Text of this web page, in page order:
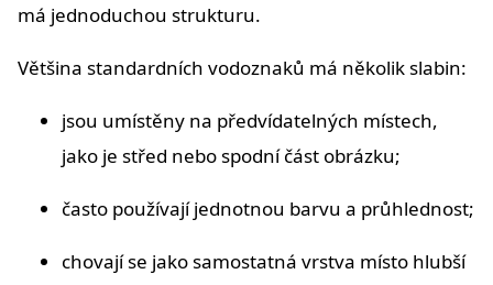
má jednoduchou strukturu.
Většina standardních vodoznaků má několik slabin:
jsou umístěny na předvídatelných místech,
jako je střed nebo spodní část obrázku;
často používají jednotnou barvu a průhlednost;
chovají se jako samostatná vrstva místo hlubší